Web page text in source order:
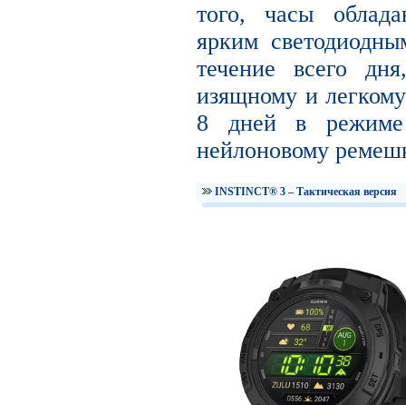
того, часы
ярким
течение всего
изящному и
8 дней в режиме
нейлоновому
INSTINCT® 3 – Тактическая версия